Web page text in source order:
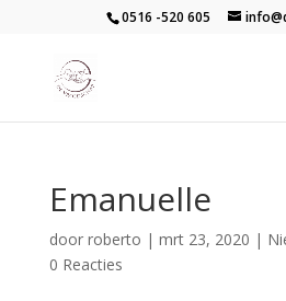
0516 -520 605
Emanuelle
door roberto | mrt 23, 2020 |
0 Reacties